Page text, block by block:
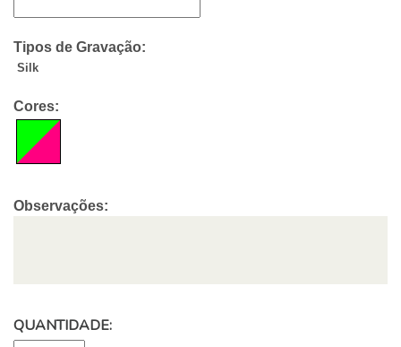
Tipos de Gravação:
Silk
Cores:
Observações:
QUANTIDADE: